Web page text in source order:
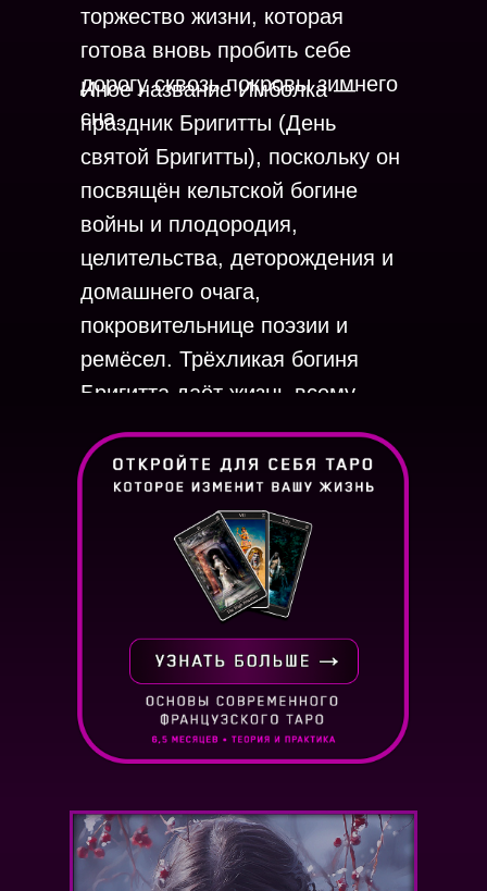
торжество жизни, которая
готова вновь пробить себе
дорогу сквозь покровы зимнего
сна.
Иное название Имболка —
праздник Бригитты (День
святой Бригитты), поскольку он
посвящён кельтской богине
войны и плодородия,
целительства, деторождения и
домашнего очага,
покровительнице поэзии и
ремёсел. Трёхликая богиня
Бригитта даёт жизнь всему,
чему пришло время родиться.